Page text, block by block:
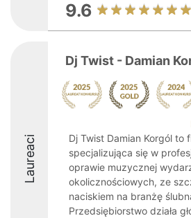
9.6
Laureaci
Dj Twist - Damian
Dj Twist Damian Korgól to
specjalizująca się w
oprawie muzycznej
okolicznościowych, ze
naciskiem na branżę
Przedsiębiorstwo działa